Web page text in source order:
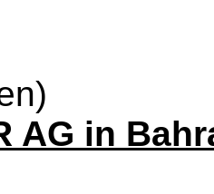
AG in